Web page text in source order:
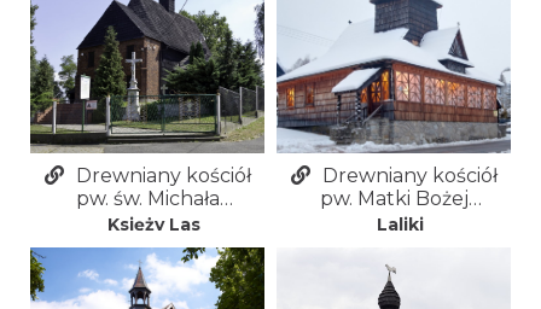
Drewniany kościół
pw. św. Michała
Archanioła w Księżym
Lesie
Księży Las
Drewniany kościół
pw. Matki Bożej
Nieustającej Pomocy
Laliki